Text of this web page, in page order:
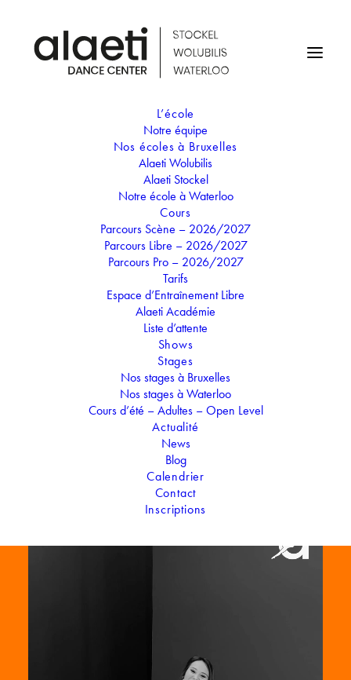
L’école
Notre équipe
Nos écoles à Bruxelles
Alaeti Wolubilis
Alaeti Stockel
Notre école à Waterloo
Cours
Parcours Scène – 2026/2027
Parcours Libre – 2026/2027
Parcours Pro – 2026/2027
Tarifs
Espace d’Entraînement Libre
Alaeti Académie
Liste d’attente
Shows
Stages
Nos stages à Bruxelles
Nos stages à Waterloo
Cours d’été – Adultes – Open Level
Actualité
News
Blog
Calendrier
Contact
Inscriptions
Elisa Paradoms
Depuis son plus jeune âge, la danse est une passion pour
Elisa. Après plusieurs années à suivre plusieurs cours à
Dance Attitude Tubize, elle se forme au sein de l’école
Osmose Studio afin de pouvoir transmettre son énergie, son
savoir et son sourire. Son style est tourné vers le Hip-Hop, le
Girly ou encore le Ragga. Elle continue de se former
personnellement avec plusieurs projets tels que la préparade
de Disneyland Paris ou encore l’intégration du Crew
Elle vous accueillera pour un cours de Hip-Hop dynamique,